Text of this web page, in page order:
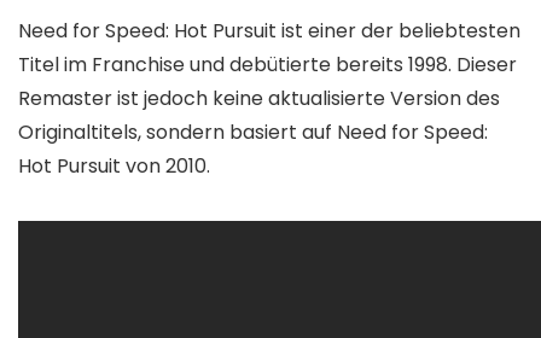
Need for Speed: Hot Pursuit ist einer der beliebtesten
Titel im Franchise und debütierte bereits 1998. Dieser
Remaster ist jedoch keine aktualisierte Version des
Originaltitels, sondern basiert auf Need for Speed:
Hot Pursuit von 2010.